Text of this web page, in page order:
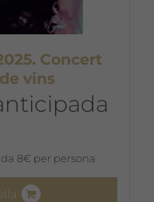
Concert
vins
8€ per persona